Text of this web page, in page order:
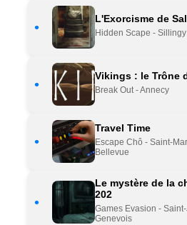
•
L'Exorcisme de
Hidden Scape - Sillingy
•
Vikings : le Trône
Break Out - Annecy
•
Travel Time
Escape Chô - Saint-
Bellevue
•
Le mystère de la
202
Games Evasion -
Genevois